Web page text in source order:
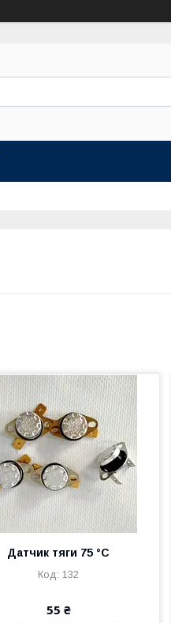
Датчик тяги 75 °C
132
55 ₴